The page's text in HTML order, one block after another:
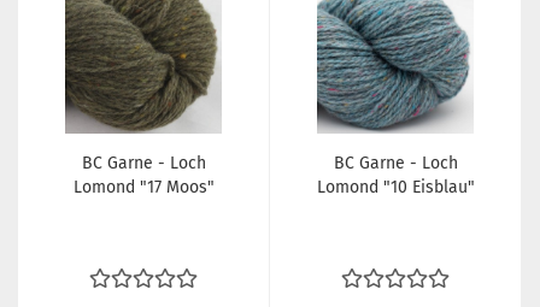
BC Garne - Loch
Lomond "17 Moos"
BC Garne - Loch
Lomond "10 Eisblau"